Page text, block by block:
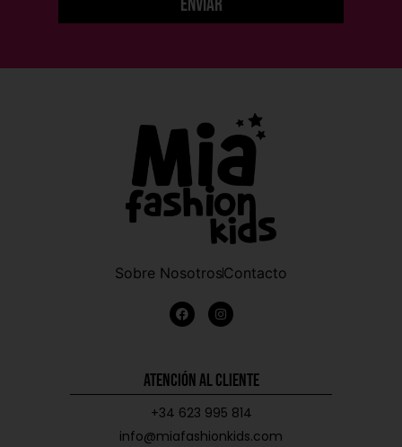
Enviar
Sobre NosotrosContacto
Atención al Cliente
+34 623 995 814
info@miafashionkids.com